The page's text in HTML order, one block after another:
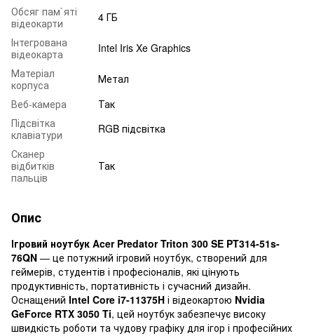
Обсяг пам`яті
відеокарти
4 ГБ
Інтегрована
відеокарта
Intel Iris Xe Graphics
Матеріал
корпуса
Метал
Веб-камера
Так
Підсвітка
клавіатури
RGB підсвітка
Сканер
відбитків
пальців
Так
Опис
Ігровий ноутбук Acer Predator Triton 300 SE PT314-51s-
76QN — це потужний ігровий ноутбук, створений для
геймерів, студентів і професіоналів, які цінують
продуктивність, портативність і сучасний дизайн.
Оснащений Intel Core i7-11375H і відеокартою Nvidia
GeForce RTX 3050 Ti, цей ноутбук забезпечує високу
швидкість роботи та чудову графіку для ігор і професійних